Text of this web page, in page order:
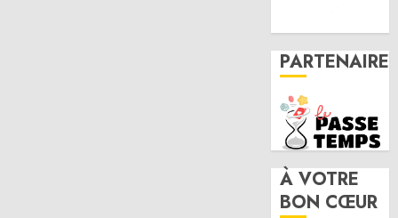
PARTENAIRE
À VOTRE
BON CŒUR